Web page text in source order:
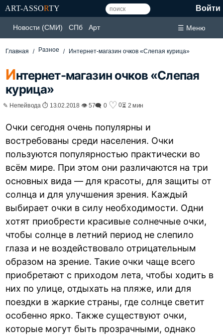
ART-ASSORTY Войти
Новости (СМИ) СПб Арт ☰ Меню
Главная Разное Интернет-магазин очков «Слепая курица»
Интернет-магазин очков «Слепая
курица»
✎ Непейвода ⏱ 13.02.2018 👁 57🗨 0 ♡ 0⏳ 2 мин
Очки сегодня очень популярны и
востребованы среди населения. Очки
пользуются популярностью практически во
всём мире. При этом они различаются на три
основных вида — для красоты, для защиты от
солнца и для улучшения зрения. Каждый
выбирает очки в силу необходимости. Одни
хотят приобрести красивые солнечные очки,
чтобы солнце в летний период не слепило
глаза и не воздействовало отрицательным
образом на зрение. Такие очки чаще всего
приобретают с приходом лета, чтобы ходить в
них по улице, отдыхать на пляже, или для
поездки в жаркие страны, где солнце светит
особенно ярко. Также существуют очки,
которые могут быть прозрачными, однако